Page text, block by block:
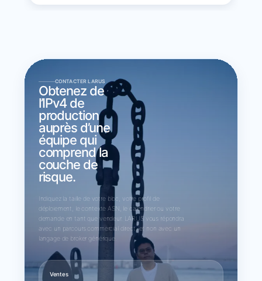
CONTACTER LARUS
Obtenez de
l’IPv4 de
production
auprès d’une
équipe qui
comprend la
couche de
risque.
Indiquez la taille de votre bloc, votre profil de
déploiement, le contexte ASN, le calendrier ou votre
demande en tant que vendeur. LARUS vous répondra
avec un parcours commercial direct, et non avec un
langage de broker générique.
Ventes